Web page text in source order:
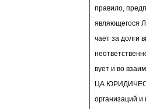
правило,
чает за долги
вует и во
ЦА
организаций и